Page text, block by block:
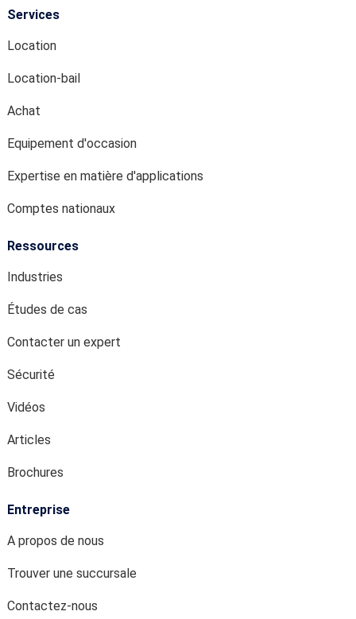
Services
Location
Location-bail
Achat
Equipement d'occasion
Expertise en matière d'applications
Comptes nationaux
Ressources
Industries
Études de cas
Contacter un expert
Sécurité
Vidéos
Articles
Brochures
Entreprise
A propos de nous
Trouver une succursale
Contactez-nous